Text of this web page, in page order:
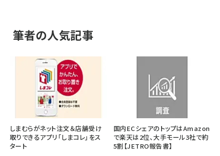
筆者の人気記事
しまむらがネット注文＆店舗受け
取りできるアプリ「しまコレ」をス
タート
国内ECシェアのトップはAmazon
で楽天は2位、大手モール3社で約
5割【JETRO報告書】